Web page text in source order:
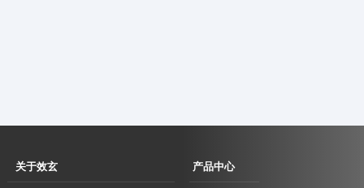
关于效玄 产品中心